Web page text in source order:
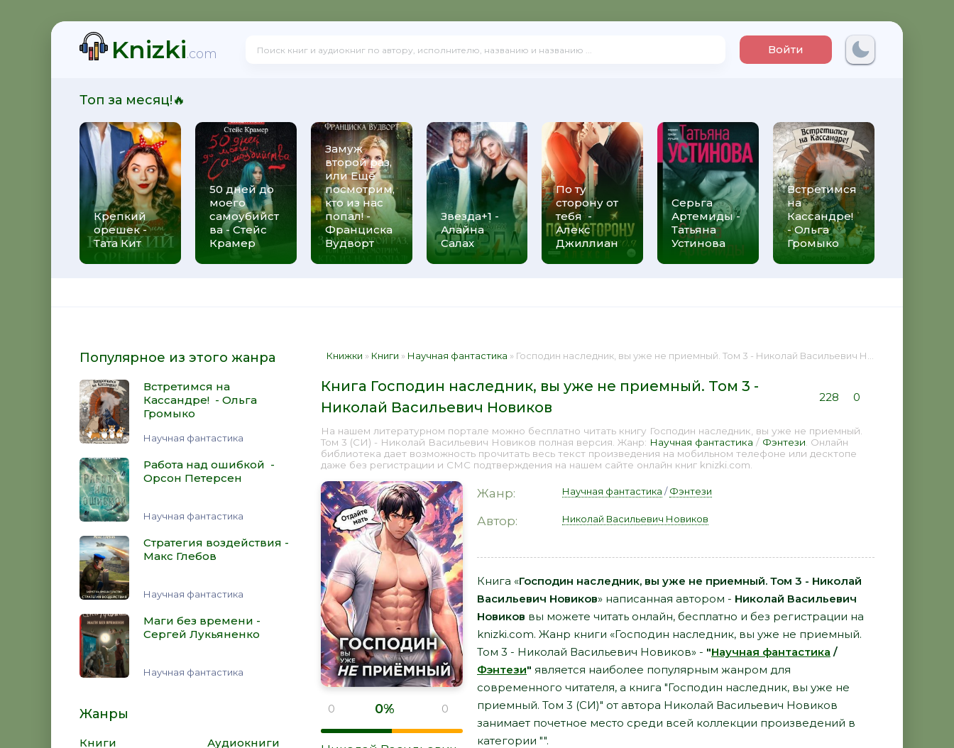
Knizki.com Войти
Топ за месяц!🔥
Крепкий
орешек -
Тата Кит
50 дней до
моего
самоубийст
ва - Стейс
Крамер
Замуж
второй раз,
или Ещё
посмотрим,
кто из нас
попал! -
Франциска
Вудворт
Звезда+1 -
Алайна
Салах
По ту
сторону от
тебя -
Алекс
Джиллиан
Серьга
Артемиды -
Татьяна
Устинова
Встретимся
на
Кассандре!
- Ольга
Громыко
Популярное из этого жанра
Встретимся на
Кассандре! - Ольга
Громыко
Научная фантастика
Работа над ошибкой -
Орсон Петерсен
Научная фантастика
Стратегия воздействия -
Макс Глебов
Научная фантастика
Маги без времени -
Сергей Лукьяненко
Научная фантастика
Жанры
Книги Аудиокниги
Книжки » Книги » Научная фантастика » Господин наследник, вы уже не приемный. Том 3 - Николай Васильевич Новиков 📕 - Книга онлайн бесплатно
Книга Господин наследник, вы уже не приемный. Том 3 -
Николай Васильевич Новиков
228 0
На нашем литературном портале можно бесплатно читать книгу Господин наследник, вы уже не приемный.
Том 3 (СИ) - Николай Васильевич Новиков полная версия. Жанр: Научная фантастика / Фэнтези . Онлайн
библиотека дает возможность прочитать весь текст произведения на мобильном телефоне или десктопе
даже без регистрации и СМС подтверждения на нашем сайте онлайн книг knizki.com.
0 0% 0
Жанр: Научная фантастика /Фэнтези
Автор: Николай Васильевич Новиков
Книга «Господин наследник, вы уже не приемный. Том 3 - Николай
Васильевич Новиков» написанная автором - Николай Васильевич
Новиков вы можете читать онлайн, бесплатно и без регистрации на
knizki.com. Жанр книги «Господин наследник, вы уже не приемный.
Том 3 - Николай Васильевич Новиков» - "Научная фантастика /
Фэнтези" является наиболее популярным жанром для
современного читателя, а книга "Господин наследник, вы уже не
приемный. Том 3 (СИ)" от автора Николай Васильевич Новиков
занимает почетное место среди всей коллекции произведений в
категории "".
- Ольга Громыко
Петерсен